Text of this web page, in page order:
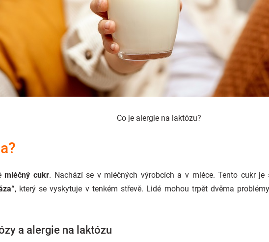
Co je alergie na laktózu?
mléčný cukr. Nachází se v mléčných výrobcích a v mléce. Tento cukr
, který se vyskytuje v tenkém střevě. Lidé mohou trpět dvěma
a alergie na laktózu